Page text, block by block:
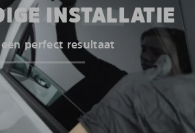
INSTALLATIE
perfect resultaat